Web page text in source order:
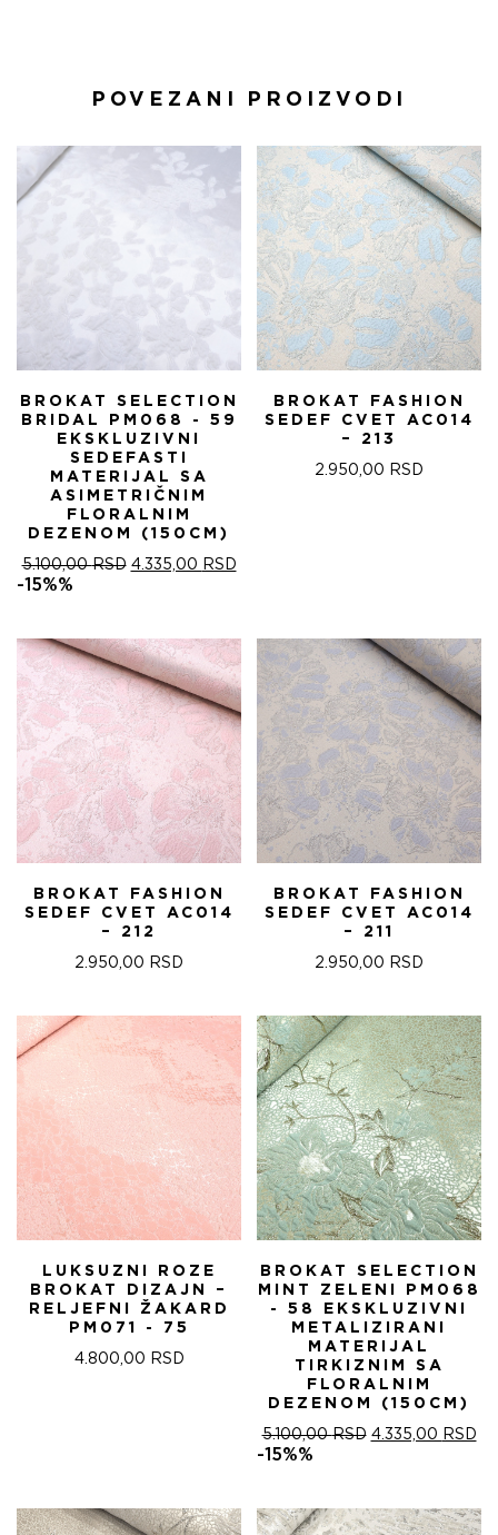
POVEZANI PROIZVODI
BROKAT SELECTION
BRIDAL PM068 - 59
EKSKLUZIVNI
SEDEFASTI
MATERIJAL SA
ASIMETRIČNIM
FLORALNIM
DEZENOM (150CM)
5.100,00RSD ОРИГИНАЛНА
5.100,00 RSD.
4.335,00 RSDТРЕНУТНА
-15%%
BROKAT FASHION
SEDEF CVET AC014
– 213
2.950,00 RSD
BROKAT FASHION
SEDEF CVET AC014
– 212
2.950,00 RSD
BROKAT FASHION
SEDEF CVET AC014
– 211
2.950,00 RSD
LUKSUZNI ROZE
BROKAT DIZAJN –
RELJEFNI ŽAKARD
PM071 - 75
4.800,00 RSD
BROKAT SELECTION
MINT ZELENI PM068
- 58 EKSKLUZIVNI
METALIZIRANI
MATERIJAL
TIRKIZNIM SA
FLORALNIM
DEZENOM (150CM)
5.100,00RSD ОРИГИНАЛНА
5.100,00 RSD.
4.335,00 RSD
-15%%